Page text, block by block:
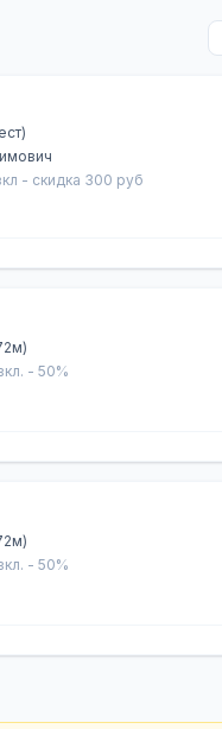
- скидка 300 руб
- 50%
- 50%